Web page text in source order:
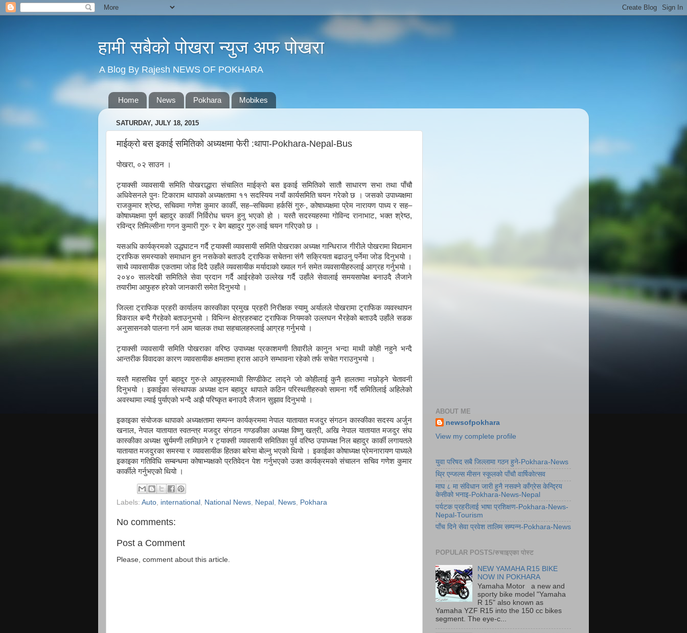
हामी सबैको पोखरा न्युज अफ पोखरा
A Blog By Rajesh NEWS OF POKHARA
Home News Pokhara Mobikes
SATURDAY, JULY 18, 2015
माईक्रो बस इकाई समितिको अध्यक्षमा फेरी :थापा-Pokhara-Nepal-Bus
पोखरा, ०२ साउन ।
ट्याक्सी व्यावसायी समिति पोखराद्धारा संचालित माईक्रो बस इकाई समितिको सातौ साधारण सभा तथा पाँचौ
अधिवेसनले पुनः टिकाराम थापाको अध्यक्षतामा ११ सदस्यिय नयाँ कार्यसमिति चयन गरेको छ । जसको उपाध्यक्षमा
राजकुमार श्रेष्ठ, सचिवमा गणेश कुमार कार्की, सह–सचिवमा हर्कसिं गुरु∙, कोषाध्यक्षमा प्रेम नारायण पाध्य र सह–
कोषाध्यक्षमा पुर्ण बहादुर कार्की निर्विरोध चयन हुनु भएको हो । यस्तै सदस्यहरुमा गोविन्द रानाभाट, भक्त श्रेष्ठ,
रविन्द्र तिमिल्सीना गगन कुमारी गुरु∙ र बेग बहादुर गुरु∙लाई चयन गरिएको छ ।
यसअधि कार्यक्रमको उद्धघाटन गर्दै ट्याक्सी व्यावसायी समिति पोखराका अध्यक्ष गान्धिराज गीरीले पोखरामा विद्यमान
ट्राफिक समस्याको समाधान हुन नसकेको बताउदै ट्राफिक सचेतना संगै सक्रियता बढाउनु पर्नेमा जोड दिनुभयो ।
साथै व्यावसायीक एकतामा जोड दिदै उहाँले व्यवसायीक मर्यादाको ख्याल गर्न समेत व्यवसायीहरुलाई आग्रह गर्नुभयो ।
२०४० सालदेखी समितिले सेवा प्रदान गर्दै आईरहेको उल्लेख गर्दै उहाँले सेवालाई समयसापेक्ष बनाउदै लैजाने
तयारीमा आफुहरु हरेको जानकारी समेत दिनुभयो ।
जिल्ला ट्राफिक प्रहरी कार्यालय कास्कीका प्रमुख प्रहरी निरीक्षक स्यामु अर्यालले पोखरामा ट्राफिक व्यवस्थापन
विकराल बन्दै गैरहेको बताउनुभयो । विभिन्न क्षेत्रहरुबाट ट्राफिक नियमको उल्लघन भैरहेको बताउदै उहाँले सडक
अनुसासनको पालना गर्न आम चालक तथा सहचालहरुलाई आग्रह गर्नुभयो ।
ट्याक्सी व्यावसायी समिति पोखराका वरिष्ठ उपाध्यक्ष प्रकाशमणी तिवारीले कानुन भन्दा माथी कोही नहुने भन्दै
आन्तरीक विवादका कारण व्यावसायीक क्षमतामा ह्रास आउने सम्भावना रहेको तर्फ सचेत गराउनुभयो ।
यस्तै महासचिव पुर्ण बहादुर गुरु∙ले आफुहरुमाथी सिण्डीकेट लाद्ने जो कोहीलाई कुनै हालतमा नछोड्ने चेतावनी
दिनुभयो । इकाईका संस्थापक अध्यक्ष दान बहादुर थापाले कठिन परिस्थतीहरुको सामना गर्दै समितिलाई अहिलेको
अवस्थामा ल्याई पुर्याएको भन्दै अझै परिष्कृत बनाउदै लैजान सुझाव दिनुभयो ।
इकाइका संयोजक थापाको अध्यक्षतामा सम्पन्न कार्यक्रममा नेपाल यातायात मजदुर संगठन कास्कीका सदस्य अर्जुन
खनाल, नेपाल यातायात स्वतन्त्र मजदुर संगठन गण्डकीका अध्यक्ष विष्णु खत्री, अखि नेपाल यातायात मजदुर संघ
कास्कीका अध्यक्ष सुुर्यमणी लामिछाने र ट्याक्सी व्यावसायी समितिका पुर्व वरिष्ठ उपाध्यक्ष निल बहादुर कार्की लगायतले
यातायात मजदुरका समस्या र व्यावसायीक हितका बारेमा बोल्नु भएको थियो । इकाईका कोषाध्यक्ष प्रेमनारायण पाध्यले
इकाइका गतिविधि सम्बन्धमा कोषाभ्यक्षको प्रतिवेदन पेश गर्नुभएको उक्त कार्यक्रमको संचालन सचिव गणेश कुमार
कार्कीले गर्नुभएको थियो ।
Labels: Auto international National News Nepal News Pokhara
No comments:
Post a Comment
Please, comment about this article.
ABOUT ME
newsofpokhara
View my complete profile
युवा परिषद सबै जिल्लामा गठन हुने-Pokhara-News
थ्रि एन्जल्स मीसन स्कूलको पाँचौ वार्षिकोत्सव
माघ ८ मा संविधान जारी हुनै नसक्ने काँग्रेस केन्द्रिय
केसीको भनाइ-Pokhara-News-Nepal
पर्यटक प्रहरीलाई भाषा प्रशिक्षण-Pokhara-News-
Nepal-Tourism
पाँच दिने सेवा प्रवेश तालिम सम्पन्न-Pokhara-News
POPULAR POSTS/रुचाइएका पोस्ट
NEW YAMAHA R15 BIKE
NOW IN POKHARA
Yamaha Motor a new and
sporty bike model "Yamaha
R 15" also known as
Yamaha YZF R15 into the 150 cc bikes
segment. The eye-c...